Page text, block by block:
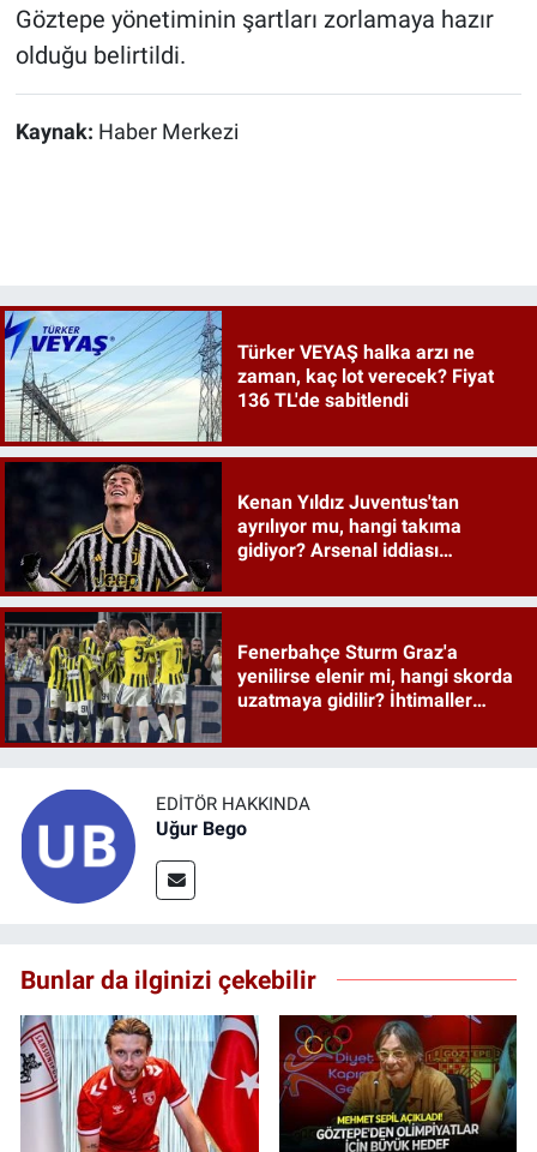
Göztepe yönetiminin şartları zorlamaya hazır
olduğu belirtildi.
Kaynak: Haber Merkezi
Türker VEYAŞ halka arzı ne
zaman, kaç lot verecek? Fiyat
136 TL'de sabitlendi
Kenan Yıldız Juventus'tan
ayrılıyor mu, hangi takıma
gidiyor? Arsenal iddiası
Fenerbahçe Sturm Graz'a
yenilirse elenir mi, hangi skorda
uzatmaya gidilir? İhtimaller
EDITÖR HAKKINDA
Uğur Bego
Bunlar da ilginizi çekebilir